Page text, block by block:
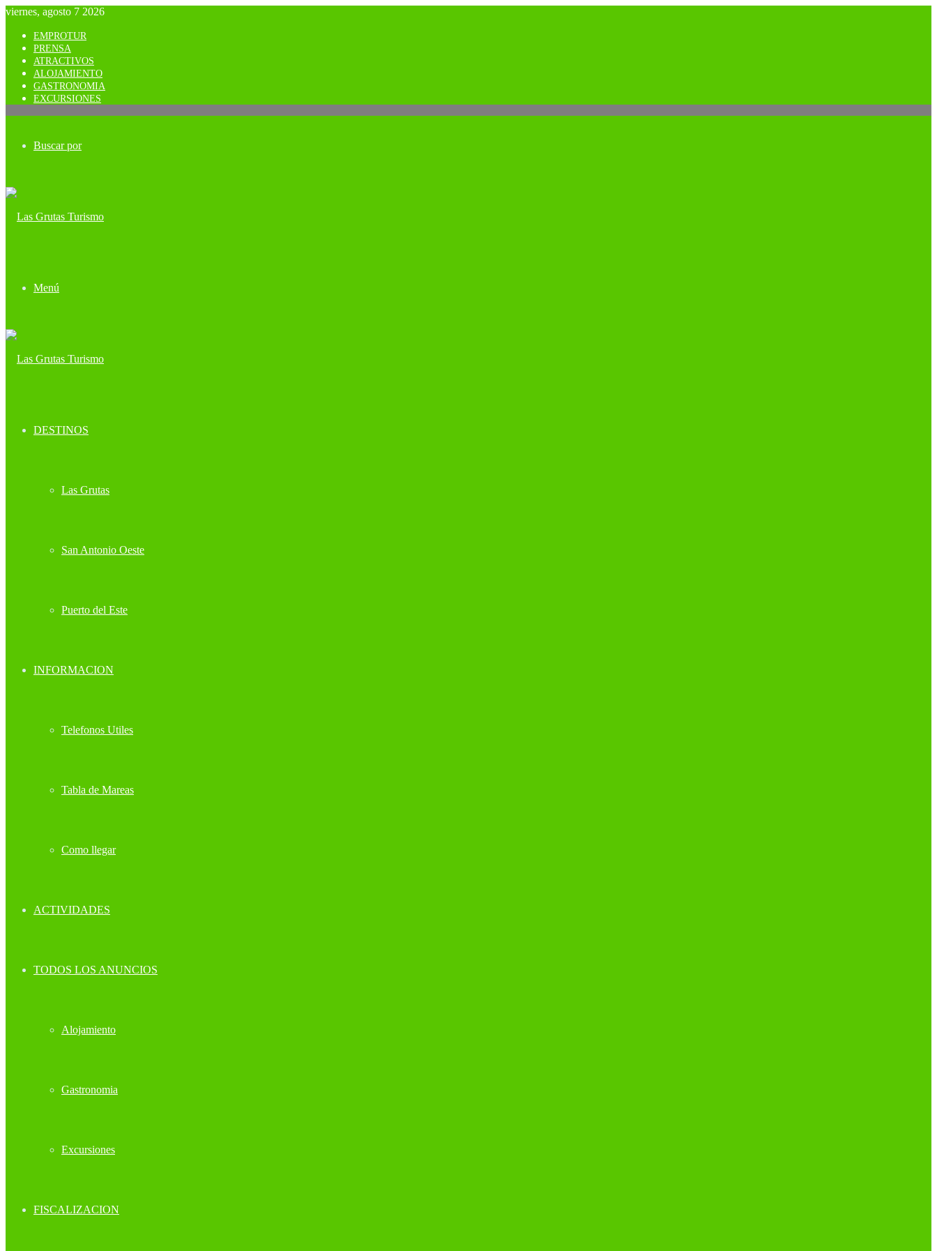
viernes, agosto 7 2026
EMPROTUR
PRENSA
ATRACTIVOS
ALOJAMIENTO
GASTRONOMIA
EXCURSIONES
Buscar por
Menú
DESTINOS
Las Grutas
San Antonio Oeste
Puerto del Este
INFORMACION
Telefonos Utiles
Tabla de Mareas
Como llegar
ACTIVIDADES
TODOS LOS ANUNCIOS
Alojamiento
Gastronomia
Excursiones
FISCALIZACION